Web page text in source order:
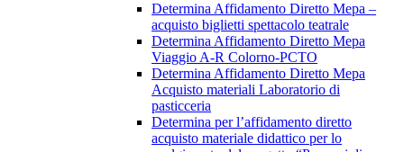
Determina Affidamento Diretto Mepa –
acquisto biglietti spettacolo teatrale
Determina Affidamento Diretto Mepa
Viaggio A-R Colorno-PCTO
Determina Affidamento Diretto Mepa
Acquisto materiali Laboratorio di
pasticceria
Determina per l’affidamento diretto
acquisto materiale didattico per lo